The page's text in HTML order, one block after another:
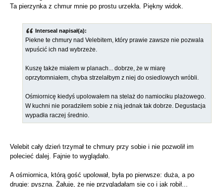
Ta pierzynka z chmur mnie po prostu urzekła. Piękny widok.
Interseal napisał(a):
Piekne te chmury nad Velebitem, który prawie zawsze nie pozwala
wpuścić ich nad wybrzeże.
Kuszę także miałem w planach... dobrze, że w miarę
oprzytomniałem, chyba strzelałbym z niej do osiedlowych wróbli.
Ośmiornicę kiedyś upolowałem na stelaż do namiociku plażowego.
W kuchni nie poradziłem sobie z nią jednak tak dobrze. Degustacja
wypadła raczej średnio.
Velebit cały dzień trzymał te chmury przy sobie i nie pozwolił im
polecieć dalej. Fajnie to wyglądało.
A ośmiornica, którą gość upolował, była po pierwsze: duża, a po
drugie: pyszna. Żałuję, że nie przyglądałam się co i jak robił...